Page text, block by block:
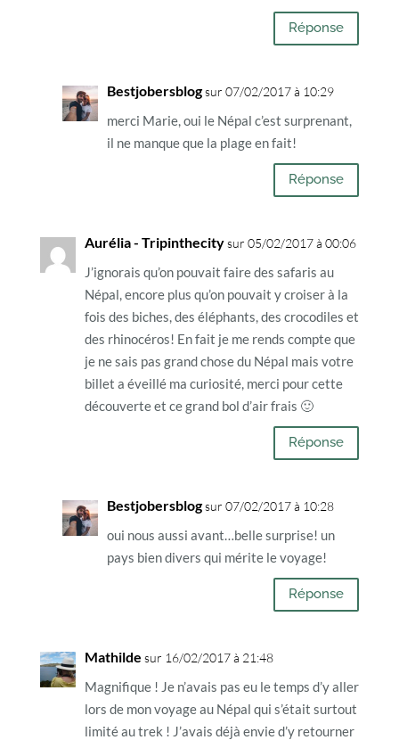
Réponse
Bestjobersblogsur 07/02/2017 à 10:29
merci Marie, oui le Népal c’est surprenant,
il ne manque que la plage en fait!
Réponse
Aurélia - Tripinthecitysur 05/02/2017 à 00:06
J’ignorais qu’on pouvait faire des safaris au
Népal, encore plus qu’on pouvait y croiser à la
fois des biches, des éléphants, des crocodiles et
des rhinocéros! En fait je me rends compte que
je ne sais pas grand chose du Népal mais votre
billet a éveillé ma curiosité, merci pour cette
découverte et ce grand bol d’air frais 🙂
Réponse
Bestjobersblogsur 07/02/2017 à 10:28
oui nous aussi avant…belle surprise! un
pays bien divers qui mérite le voyage!
Réponse
Mathilde sur 16/02/2017 à 21:48
Magnifique ! Je n’avais pas eu le temps d’y aller
lors de mon voyage au Népal qui s’était surtout
limité au trek ! J’avais déjà envie d’y retourner